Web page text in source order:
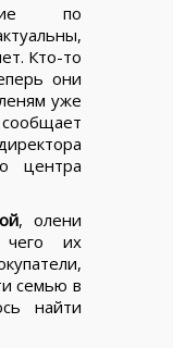
по
Кто-то
они
уже
центра
, олени
чего их
семью в
найти